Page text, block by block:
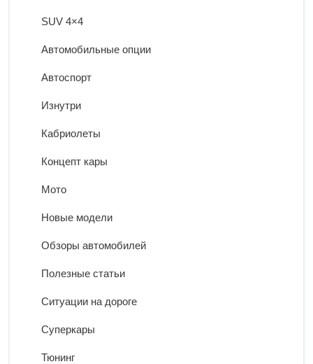
SUV 4×4
Автомобильные опции
Автоспорт
Изнутри
Кабриолеты
Концепт кары
Мото
Новые модели
Обзоры автомобилей
Полезные статьи
Ситуации на дороге
Суперкары
Тюнинг